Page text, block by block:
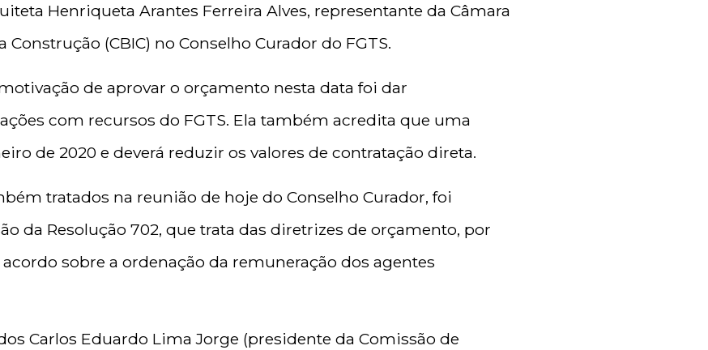
Henriqueta Arantes Ferreira Alves, representante da Câmara
(CBIC) no Conselho Curador do FGTS.
de aprovar o orçamento nesta data foi dar
com recursos do FGTS. Ela também acredita que uma
de 2020 e deverá reduzir os valores de contratação direta.
tratados na reunião de hoje do Conselho Curador, foi
da Resolução 702, que trata das diretrizes de orçamento, por
sobre a ordenação da remuneração dos agentes
Carlos Eduardo Lima Jorge (presidente da Comissão de